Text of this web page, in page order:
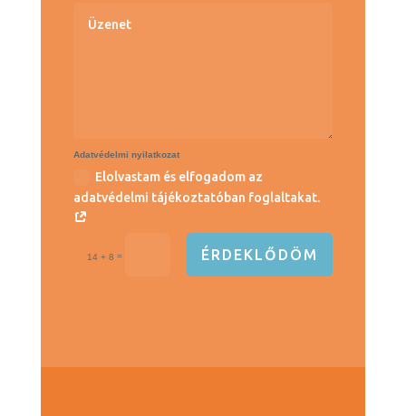
Adatvédelmi nyilatkozat
Elolvastam és elfogadom az
adatvédelmi tájékoztatóban foglaltakat.
14 + 8 = ÉRDEKLŐDÖM